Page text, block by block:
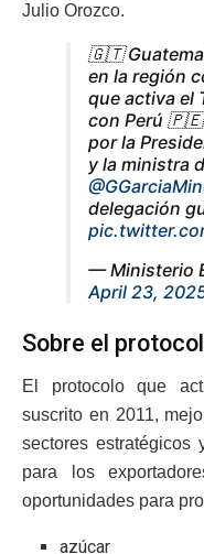
Julio Orozco.
🇬🇹
en la región
que activa el
con Perú
por la
y la ministra
delegación
— Ministerio
April 23,
Sobre el
El protocolo que
suscrito en 2011,
sectores estratégicos
para los
oportunidades para
azúcar